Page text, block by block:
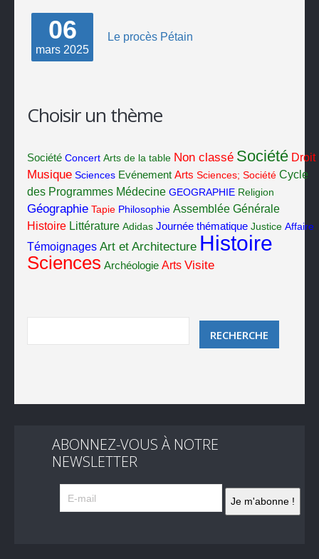
06
mars 2025
Le procès Pétain
Choisir un thème
Société Concert Arts de la table Non classé Société Droit
Musique Sciences Evénement Arts Sciences; Société Cycle
des Programmes Médecine GEOGRAPHIE Religion
Géographie Tapie Philosophie Assemblée Générale
Histoire Littérature Adidas Journée thématique Justice Affaire
Témoignages Art et Architecture Histoire
Sciences Archéologie Arts Visite
ABONNEZ-VOUS À NOTRE
NEWSLETTER